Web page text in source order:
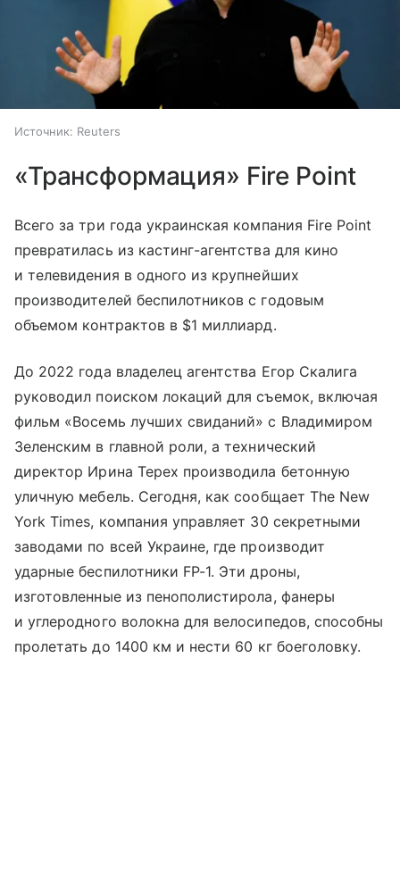
Источник: Reuters
«Трансформация» Fire Point
Всего за три года украинская компания Fire Point
превратилась из кастинг-агентства для кино
и телевидения в одного из крупнейших
производителей беспилотников с годовым
объемом контрактов в $1 миллиард.
До 2022 года владелец агентства Егор Скалига
руководил поиском локаций для съемок, включая
фильм «Восемь лучших свиданий» с Владимиром
Зеленским в главной роли, а технический
директор Ирина Терех производила бетонную
уличную мебель. Сегодня, как сообщает The New
York Times, компания управляет 30 секретными
заводами по всей Украине, где производит
ударные беспилотники FP-1. Эти дроны,
изготовленные из пенополистирола, фанеры
и углеродного волокна для велосипедов, способны
пролетать до 1400 км и нести 60 кг боеголовку.